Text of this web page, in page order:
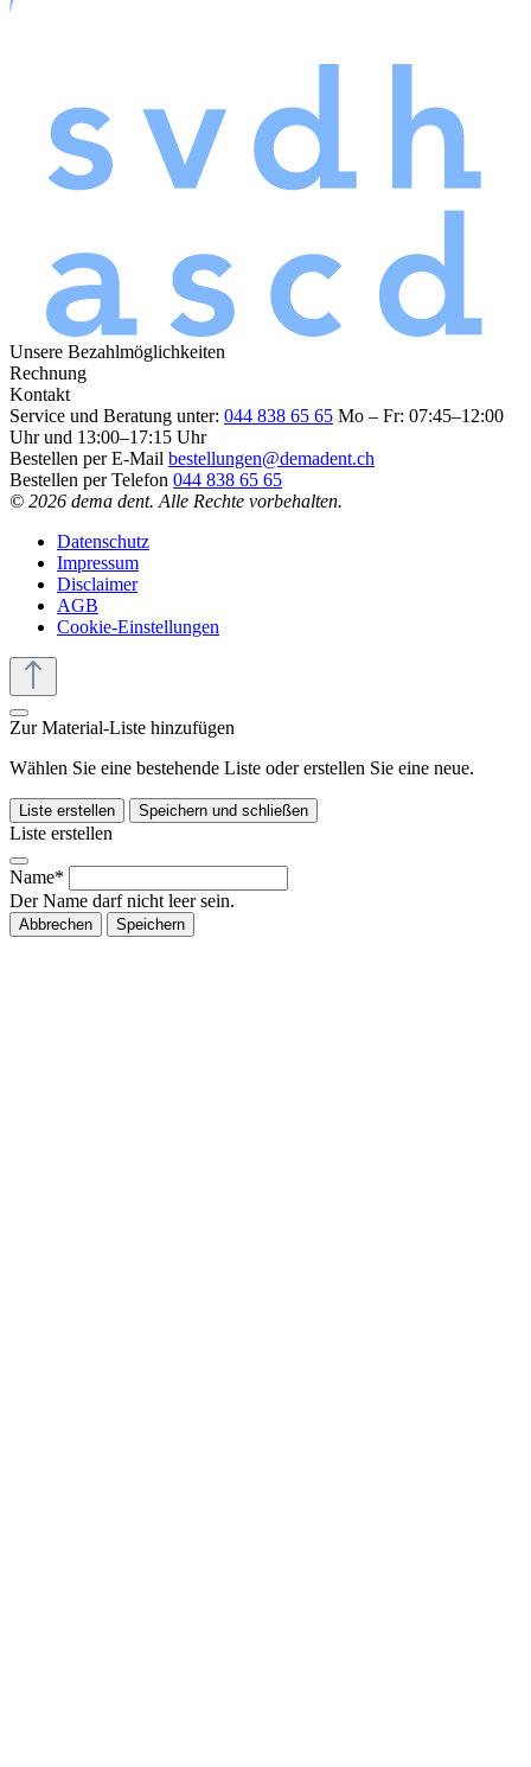
Unsere Bezahlmöglichkeiten
Rechnung
Kontakt
Service und Beratung unter: 044 838 65 65 Mo – Fr: 07:45–12:00
Uhr und 13:00–17:15 Uhr
Bestellen per E-Mail bestellungen@demadent.ch
Bestellen per Telefon 044 838 65 65
© 2026 dema dent. Alle Rechte vorbehalten.
Datenschutz
Impressum
Disclaimer
AGB
Cookie-Einstellungen
Zur Material-Liste hinzufügen
Wählen Sie eine bestehende Liste oder erstellen Sie eine neue.
Liste erstellen Speichern und schließen
Liste erstellen
Name*
Der Name darf nicht leer sein.
Abbrechen Speichern